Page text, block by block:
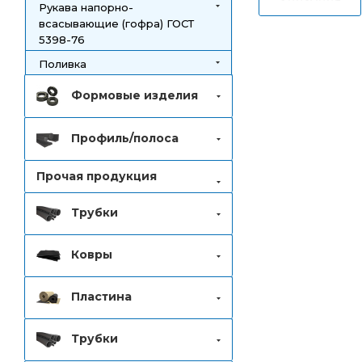
Рукава напорно-
всасывающие (гофра) ГОСТ
5398-76
Поливка
Формовые изделия
Профиль/полоса
Прочая продукция
Трубки
Ковры
Пластина
Трубки